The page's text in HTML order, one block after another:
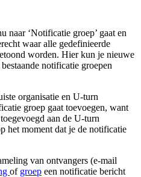
naar ‘Notificatie groep’ gaat en
waar alle gedefinieerde
worden. Hier kun je nieuwe
notificatie groepen
organisatie en U-turn
groep gaat toevoegen, want
aan de U-turn
het moment dat je de notificatie
van ontvangers (e-mail
of groep een notificatie bericht